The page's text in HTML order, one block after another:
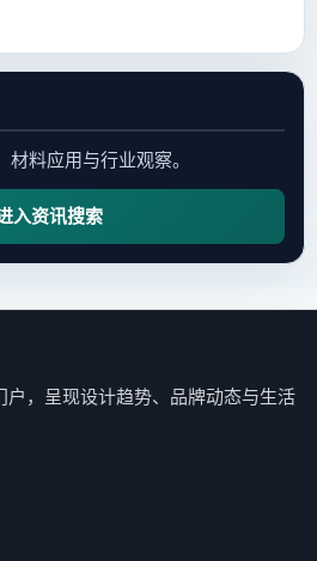
料应用与行业观察。
入资讯搜索
户，呈现设计趋势、品牌动态与生活